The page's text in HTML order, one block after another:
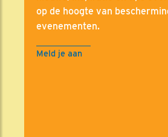
op de hoogte van
evenementen.
Meld je aan